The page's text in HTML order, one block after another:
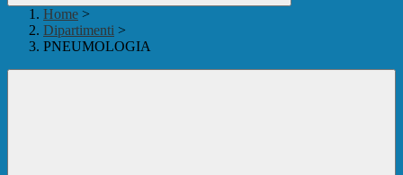
Home >
Dipartimenti >
PNEUMOLOGIA